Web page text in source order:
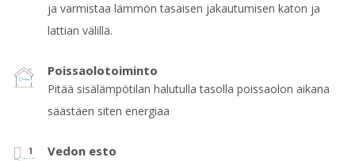
ja varmistaa lämmön tasaisen jakautumisen katon ja
lattian välillä.
Poissaolotoiminto
Pitää sisälämpötilan halutulla tasolla poissaolon aikana
säästäen siten energiaa
Vedon esto